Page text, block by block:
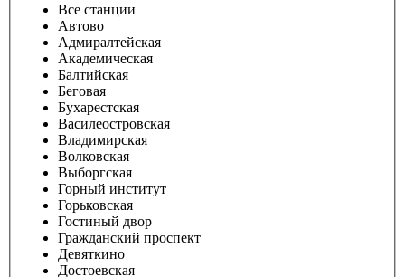
Все станции
Автово
Адмиралтейская
Академическая
Балтийская
Беговая
Бухарестская
Василеостровская
Владимирская
Волковская
Выборгская
Горный институт
Горьковская
Гостиный двор
Гражданский проспект
Девяткино
Достоевская